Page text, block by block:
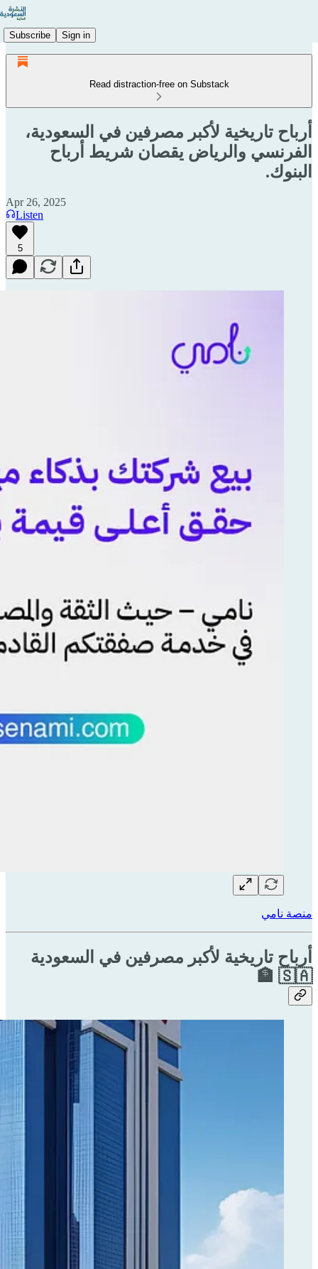
Subscribe Sign in
Read distraction-free on Substack
أرباح تاريخية لأكبر مصرفين في السعودية،
الفرنسي والرياض يقصان شريط أرباح
البنوك.
Apr 26, 2025
Listen
5
منصة نامي
أرباح تاريخية لأكبر مصرفين في السعودية
🇸🇦 🏦